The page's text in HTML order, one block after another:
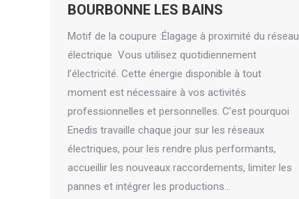
BOURBONNE LES BAINS
­­­Motif de la coupure :Élagage à proximité du réseau
électrique ­­­ ­­­­­­Vous utilisez quotidiennement
l’électricité. Cette énergie disponible à tout
moment est nécessaire à vos activités
professionnelles et personnelles. C’est pourquoi
Enedis travaille chaque jour sur les réseaux
électriques, pour les rendre plus performants,
accueillir les nouveaux raccordements, limiter les
pannes et intégrer les productions…